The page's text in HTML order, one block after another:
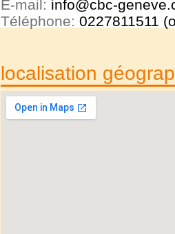
E-mail: info@cbc-
Téléphone: 0227811511
localisation